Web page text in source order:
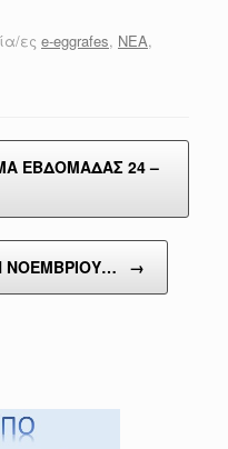
ες e-eggrafes, ΝΕΑ,
ΕΒΔΟΜΑΔΑΣ 24 –
ΝΟΕΜΒΡΙΟΥ… →